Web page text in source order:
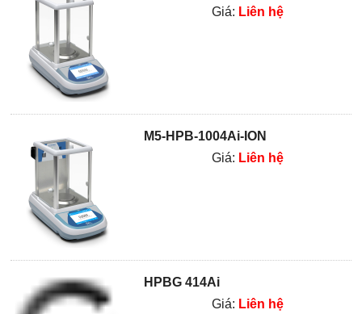
Giá: Liên hệ
M5-HPB-1004Ai-ION
Giá: Liên hệ
HPBG 414Ai
Giá: Liên hệ